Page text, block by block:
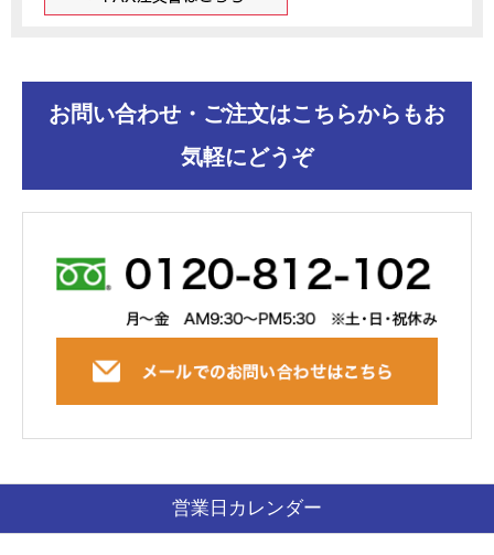
お問い合わせ・ご注文はこちらからもお
気軽にどうぞ
営業日カレンダー